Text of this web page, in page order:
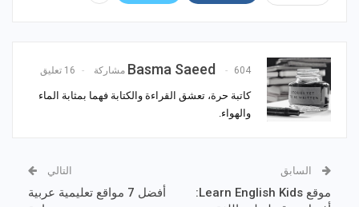
Basma Saeed 604 مشاركة 16 تعليق
كاتبة حرة، تعشق القراءة والكتابة فهما بمثابة الماء
والهواء.
السابق
موقع Learn English Kids:
التالي
أفضل 7 مواقع تعليمية عربية